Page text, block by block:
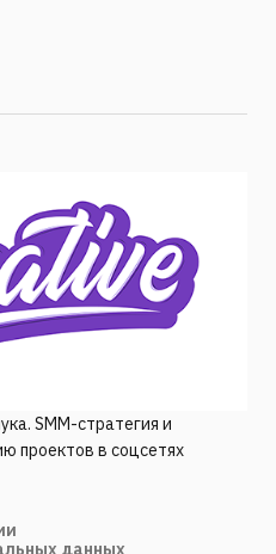
SMM-стратегия и
проектов в соцсетях
данных